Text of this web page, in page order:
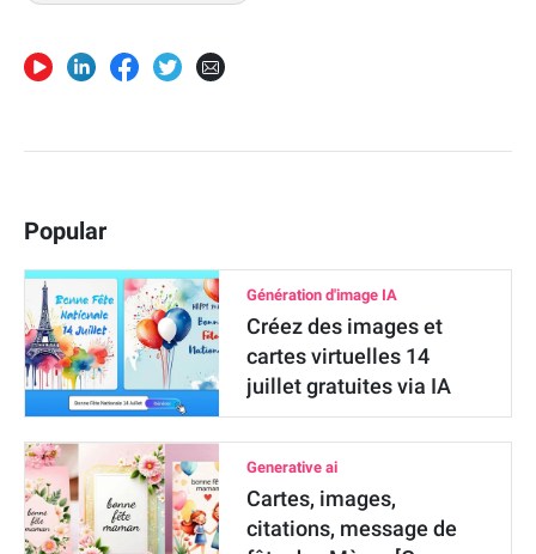
Popular
Génération d'image IA
Créez des images et
cartes virtuelles 14
juillet gratuites via IA
Generative ai
Cartes, images,
citations, message de